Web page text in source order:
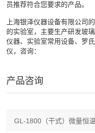
员推荐符合您要求的产品。
上海银泽仪器设备有限公司
的实验室，主要生产研发玻
仪器、实验室常用设备、罗
仪，咨询：
产品咨询